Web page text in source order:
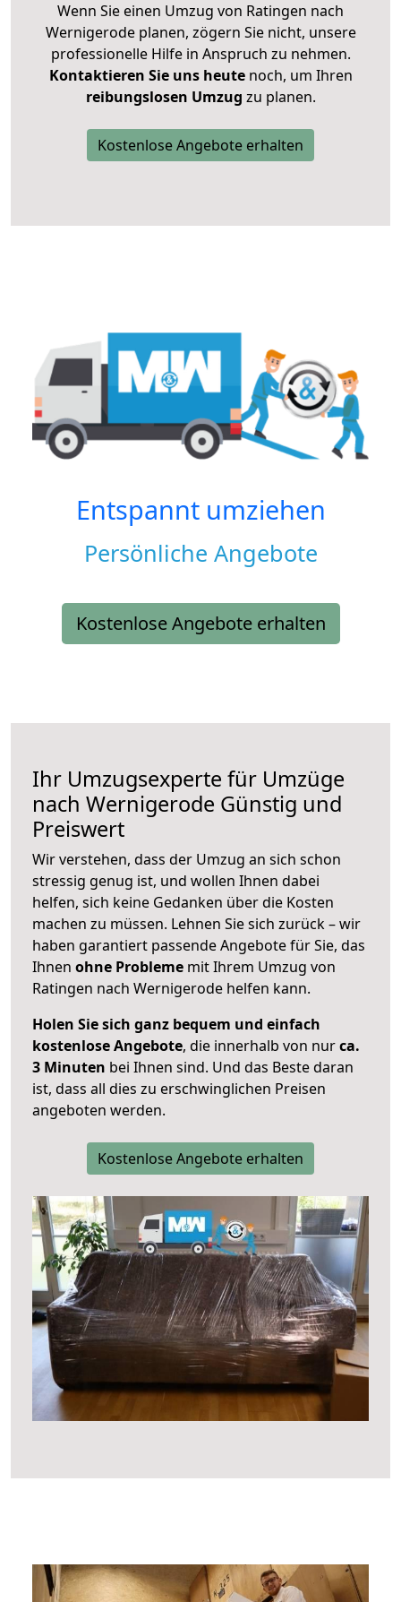
Wenn Sie einen Umzug von Ratingen nach
Wernigerode planen, zögern Sie nicht, unsere
professionelle Hilfe in Anspruch zu nehmen.
Kontaktieren Sie uns heutenoch, um Ihren
reibungslosen Umzug zu planen.
Kostenlose Angebote erhalten
Entspannt umziehen
Persönliche Angebote
Kostenlose Angebote erhalten
Ihr Umzugsexperte für Umzüge
nach Wernigerode Günstig und
Preiswert
Wir verstehen, dass der Umzug an sich schon
stressig genug ist, und wollen Ihnen dabei
helfen, sich keine Gedanken über die Kosten
machen zu müssen. Lehnen Sie sich zurück – wir
haben garantiert passende Angebote für Sie, das
Ihnen ohne Probleme mit Ihrem Umzug von
Ratingen nach Wernigerode helfen kann.
Holen Sie sich ganz bequem und einfach
kostenlose Angebote, die innerhalb von nurca.
3 Minuten bei Ihnen sind. Und das Beste daran
ist, dass all dies zu erschwinglichen Preisen
angeboten werden.
Kostenlose Angebote erhalten